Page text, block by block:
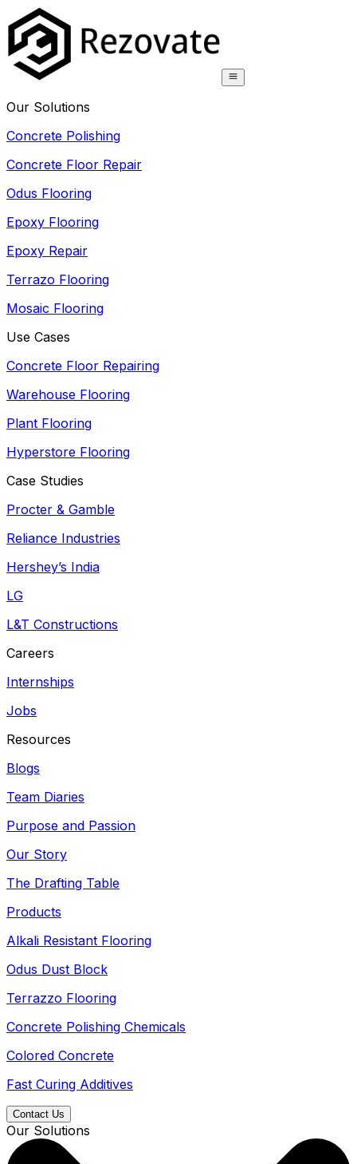
Our Solutions
Concrete Polishing
Concrete Floor Repair
Odus Flooring
Epoxy Flooring
Epoxy Repair
Terrazo Flooring
Mosaic Flooring
Use Cases
Concrete Floor Repairing
Warehouse Flooring
Plant Flooring
Hyperstore Flooring
Case Studies
Procter & Gamble
Reliance Industries
Hershey’s India
LG
L&T Constructions
Careers
Internships
Jobs
Resources
Blogs
Team Diaries
Purpose and Passion
Our Story
The Drafting Table
Products
Alkali Resistant Flooring
Odus Dust Block
Terrazzo Flooring
Concrete Polishing Chemicals
Colored Concrete
Fast Curing Additives
Contact Us
Our Solutions